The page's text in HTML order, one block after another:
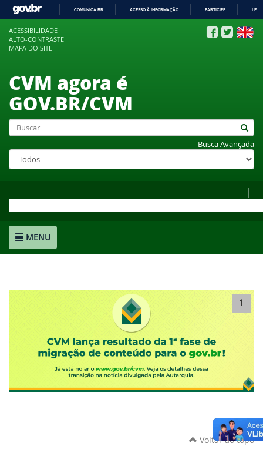
COMUNICA BR ACESSO À INFORMAÇÃO PARTICIPE
ACESSIBILIDADE
ALTO-CONTRASTE
MAPA DO SITE
CVM agora é
GOV.BR/CVM
Busca Avançada
MENU
1
Voltar ao topo